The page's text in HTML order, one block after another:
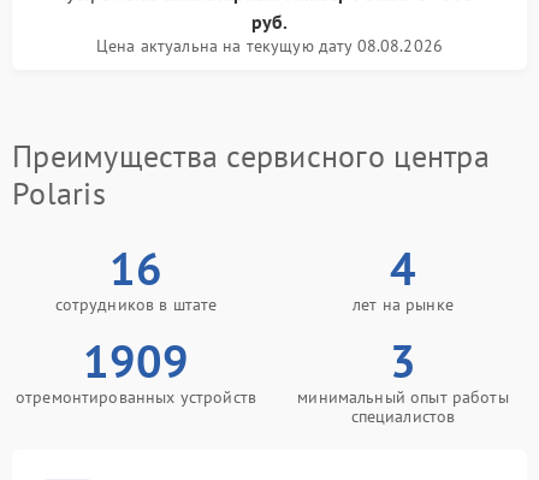
руб.
Цена актуальна на текущую дату 08.08.2026
Преимущества сервисного центра
Polaris
16
сотрудников в штате
4
лет на рынке
1909
отремонтированных устройств
3
минимальный опыт работы
специалистов